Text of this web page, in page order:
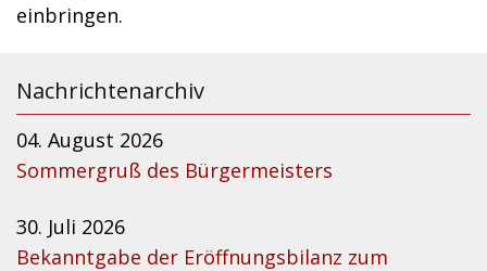
einbringen.
Nachrichtenarchiv
04. August 2026
Sommergruß des Bürgermeisters
30. Juli 2026
Bekanntgabe der Eröffnungsbilanz zum